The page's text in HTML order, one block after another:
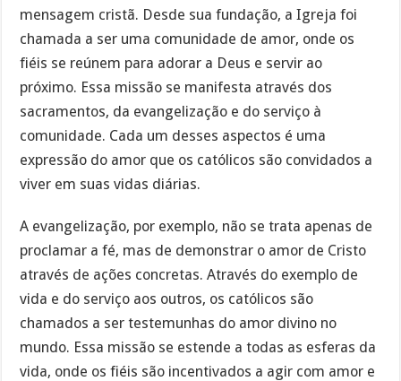
mensagem cristã. Desde sua fundação, a Igreja foi
chamada a ser uma comunidade de amor, onde os
fiéis se reúnem para adorar a Deus e servir ao
próximo. Essa missão se manifesta através dos
sacramentos, da evangelização e do serviço à
comunidade. Cada um desses aspectos é uma
expressão do amor que os católicos são convidados a
viver em suas vidas diárias.
A evangelização, por exemplo, não se trata apenas de
proclamar a fé, mas de demonstrar o amor de Cristo
através de ações concretas. Através do exemplo de
vida e do serviço aos outros, os católicos são
chamados a ser testemunhas do amor divino no
mundo. Essa missão se estende a todas as esferas da
vida, onde os fiéis são incentivados a agir com amor e